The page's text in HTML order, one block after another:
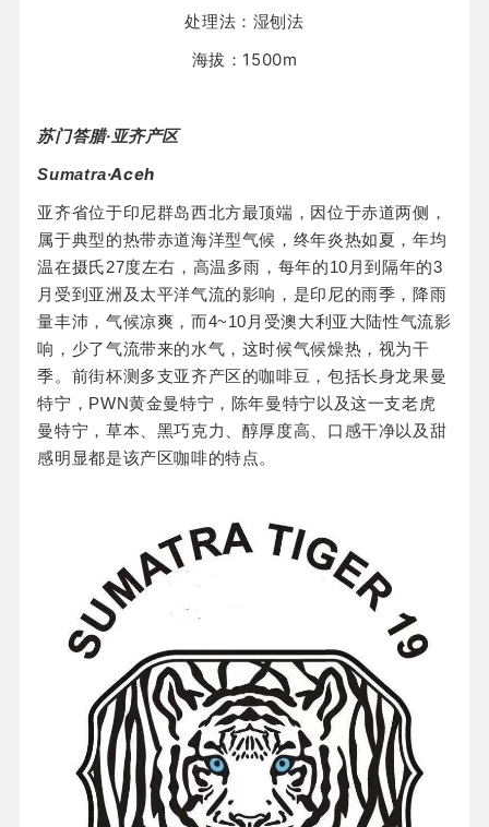
处理法：湿刨法
海拔：1500m
苏门答腊·亚齐产区
Sumatra·Aceh
亚齐省位于印尼群岛西北方最顶端，因位于赤道两侧，
属于典型的热带赤道海洋型气候，终年炎热如夏，年均
温在摄氏27度左右，高温多雨，每年的10月到隔年的3
月受到亚洲及太平洋气流的影响，是印尼的雨季，降雨
量丰沛，气候凉爽，而4~10月受澳大利亚大陆性气流影
响，少了气流带来的水气，这时候气候燥热，视为干
季。前街杯测多支亚齐产区的咖啡豆，包括长身龙果曼
特宁，PWN黄金曼特宁，陈年曼特宁以及这一支老虎
曼特宁，草本、黑巧克力、醇厚度高、口感干净以及甜
感明显都是该产区咖啡的特点。